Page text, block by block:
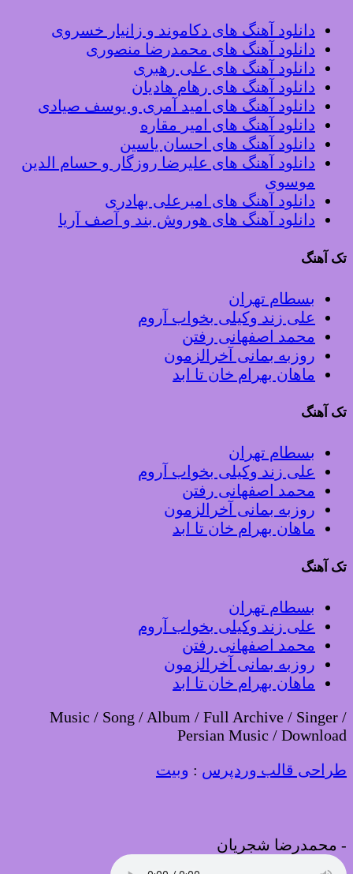
دانلود آهنگ های دکاموند و زانیار خسروی
دانلود آهنگ های محمدرضا منصوری
دانلود آهنگ های علی رهبری
دانلود آهنگ های رهام هادیان
دانلود آهنگ های امید آمری و یوسف صیادی
دانلود آهنگ های امیر مقاره
دانلود آهنگ های احسان یاسین
دانلود آهنگ های علیرضا روزگار و حسام الدین
موسوی
دانلود آهنگ های امیرعلی بهادری
دانلود آهنگ های هوروش بند و آصف آریا
تک آهنگ
بسطام تهران
علی زند وکیلی بخواب آروم
محمد اصفهانی رفتن
روزبه بمانی آخرالزمون
ماهان بهرام خان تا ابد
تک آهنگ
بسطام تهران
علی زند وکیلی بخواب آروم
محمد اصفهانی رفتن
روزبه بمانی آخرالزمون
ماهان بهرام خان تا ابد
تک آهنگ
بسطام تهران
علی زند وکیلی بخواب آروم
محمد اصفهانی رفتن
روزبه بمانی آخرالزمون
ماهان بهرام خان تا ابد
Music / Song / Album / Full Archive / Singer /
Persian Music / Download
طراحی قالب وردپرس : وبیت
- محمدرضا شجریان